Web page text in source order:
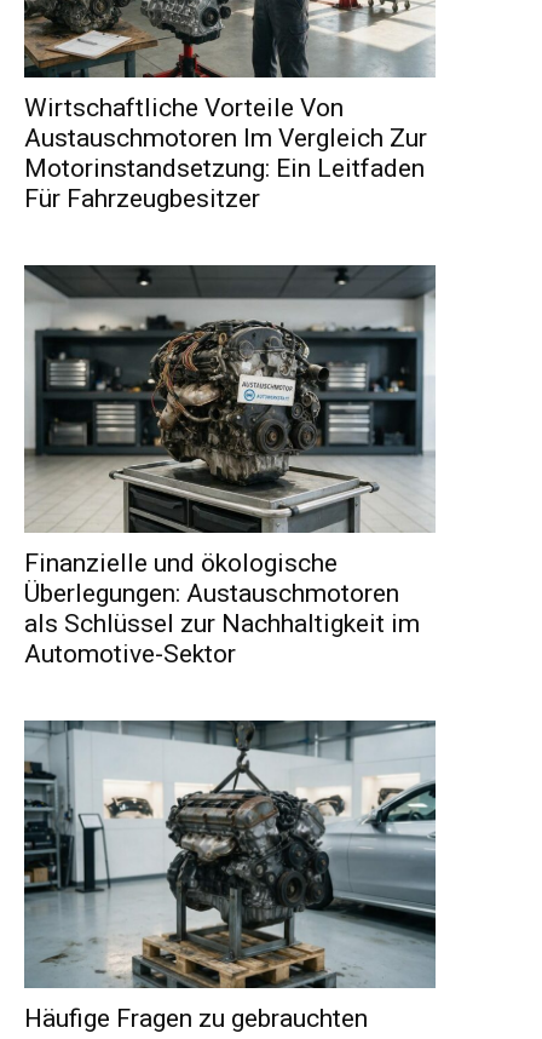
Wirtschaftliche Vorteile Von
Austauschmotoren Im Vergleich Zur
Motorinstandsetzung: Ein Leitfaden
Für Fahrzeugbesitzer
Finanzielle und ökologische
Überlegungen: Austauschmotoren
als Schlüssel zur Nachhaltigkeit im
Automotive-Sektor
Häufige Fragen zu gebrauchten